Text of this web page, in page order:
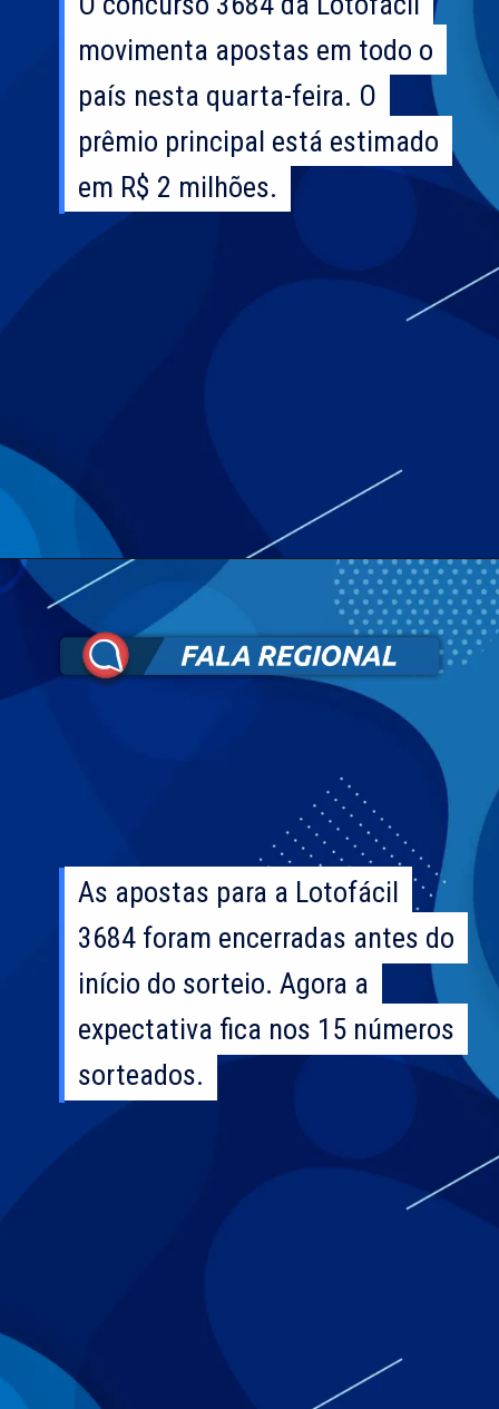
movimenta apostas em todo o
país nesta quarta-feira. O
prêmio principal está estimado
em R$ 2 milhões.
movimenta apostas em todo o
país nesta quarta-feira. O
prêmio principal está estimado
em R$ 2 milhões.
As apostas para a Lotofácil
3684 foram encerradas antes do
início do sorteio. Agora a
expectativa fica nos 15 números
sorteados.
As apostas para a Lotofácil
3684 foram encerradas antes do
início do sorteio. Agora a
expectativa fica nos 15 números
sorteados.